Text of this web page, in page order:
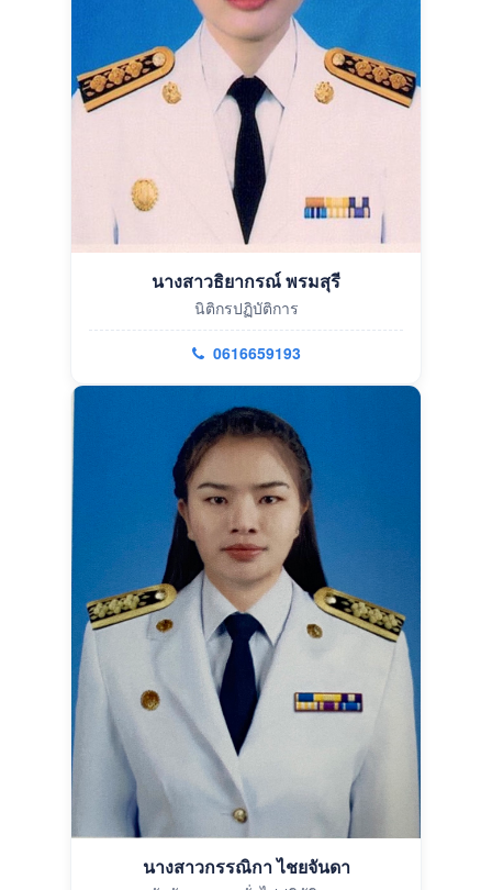
นางสาวธิยากรณ์ พรมสุรี
นิติกรปฏิบัติการ
0616659193
นางสาวกรรณิกา ไชยจันดา